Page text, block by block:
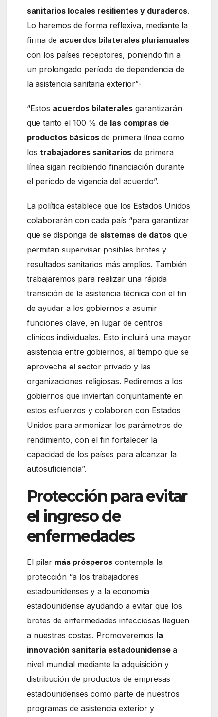
sanitarios locales resilientes y duraderos.
Lo haremos de forma reflexiva, mediante la
firma de acuerdos bilaterales plurianuales
con los países receptores, poniendo fin a
un prolongado período de dependencia de
la asistencia sanitaria exterior”-
“Estos acuerdos bilaterales garantizarán
que tanto el 100 % de las compras de
productos básicos de primera línea como
los trabajadores sanitarios de primera
línea sigan recibiendo financiación durante
el período de vigencia del acuerdo”.
La política establece que los Estados Unidos
colaborarán con cada país “para garantizar
que se disponga de sistemas de datos que
permitan supervisar posibles brotes y
resultados sanitarios más amplios. También
trabajaremos para realizar una rápida
transición de la asistencia técnica con el fin
de ayudar a los gobiernos a asumir
funciones clave, en lugar de centros
clínicos individuales. Esto incluirá una mayor
asistencia entre gobiernos, al tiempo que se
aprovecha el sector privado y las
organizaciones religiosas. Pediremos a los
gobiernos que inviertan conjuntamente en
estos esfuerzos y colaboren con Estados
Unidos para armonizar los parámetros de
rendimiento, con el fin fortalecer la
capacidad de los países para alcanzar la
autosuficiencia”.
Protección para evitar
el ingreso de
enfermedades
El pilar más prósperos contempla la
protección “a los trabajadores
estadounidenses y a la economía
estadounidense ayudando a evitar que los
brotes de enfermedades infecciosas lleguen
a nuestras costas. Promoveremos la
innovación sanitaria estadounidense a
nivel mundial mediante la adquisición y
distribución de productos de empresas
estadounidenses como parte de nuestros
programas de asistencia exterior y